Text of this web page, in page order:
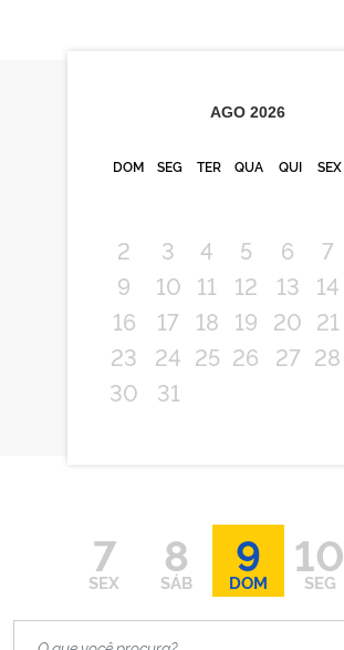
AGO 2026
DOM SEG TER QUA QUI SEX
2
3 4 5 6 7
9
10 11 12 13 14
16
17 18 19 20 21
23
24 25 26 27 28
30
31
7
SEX
8
SÁB
9
DOM
10
SEG